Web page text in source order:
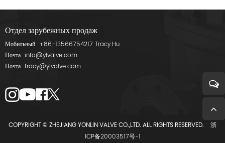
Отдел зарубежных продаж
Мобильный: +86-13566754217 Tracy.Hu
Почта: info@ylvalve.com
Почта: tracy@ylvalve.com
COPYRIGHT © ZHEJIANG YONLIN VALVE CO.,LTD. ALL RIGHTS RESERVED.
浙
ICP备20003517号-1